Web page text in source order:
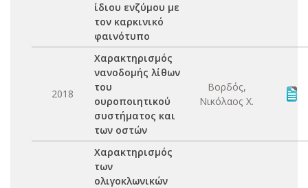
ίδιου ενζύμου με
τον καρκινικό
φαινότυπο
2018
Χαρακτηρισμός
νανοδομής λίθων
του
ουροποιητικού
συστήματος και
των οστών
Βορδός,
Νικόλαος Χ.
Χαρακτηρισμός
των
ολιγοκλωνικών